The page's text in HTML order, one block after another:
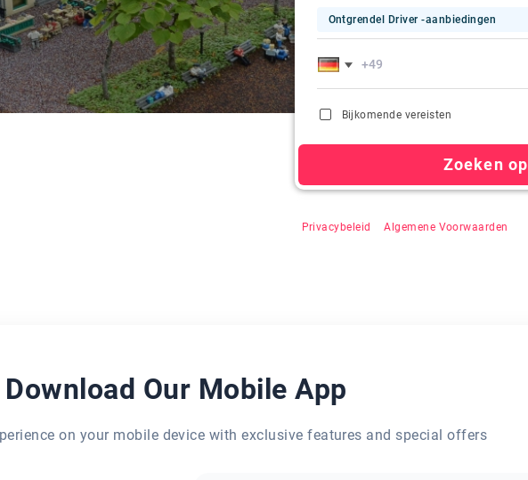
Ontgrendel Driver -aanbiedingen
Bijkomende vereisten
Zoeken op
Privacybeleid
&Algemene Voorwaarden
Download Our Mobile App
on your mobile device with exclusive features and special offers